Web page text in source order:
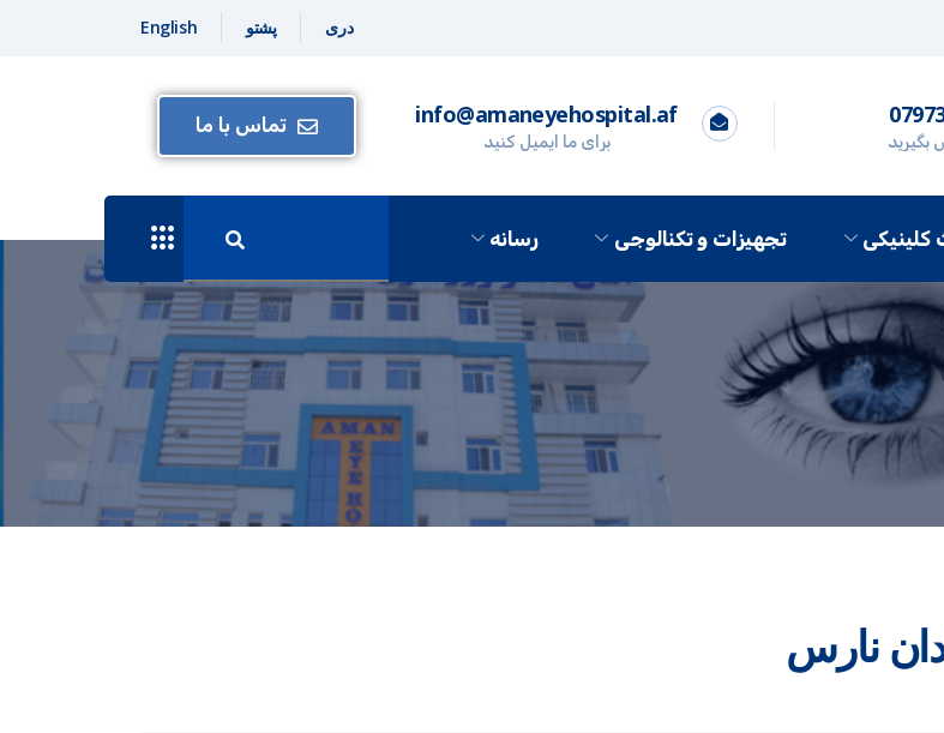
دری پشتو English
بگیرید
info@amaneyehospital.af
برای ما ایمیل کنید
تماس با ما
تجهیزات و تکنالوجی رسانه
نارس